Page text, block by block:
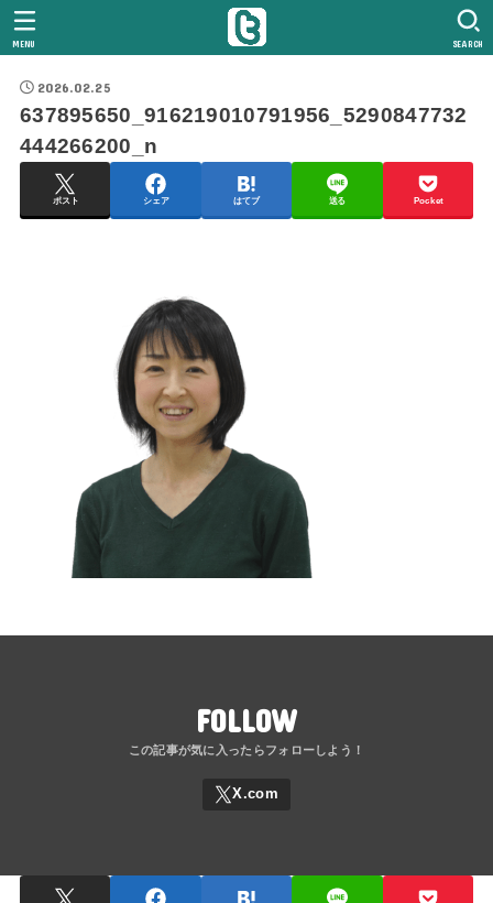
SEARCH
MENU
2026.02.25
637895650_916219010791956_5290847732
444266200_n
ポスト シェア はてブ 送る Pocket
FOLLOW